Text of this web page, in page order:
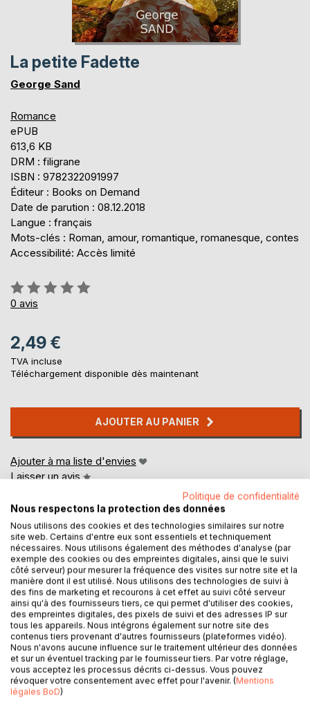
La petite Fadette
George Sand
Romance
ePUB
613,6 KB
DRM : filigrane
ISBN : 9782322091997
Éditeur : Books on Demand
Date de parution : 08.12.2018
Langue : français
Mots-clés : Roman, amour, romantique, romanesque, contes
Accessibilité: Accès limité
Évaluation:
0%
0 avis
2,49 €
TVA incluse
Téléchargement disponible dès maintenant
AJOUTER AU PANIER
Ajouter à ma liste d'envies
Laisser un avis
DESCRIPTION
Dans le pays, on l'appelait la petite Fadette, car elle avait la
taille d'un farfadet et les pouvoirs d'une fée. Comme sa
grand-mère, elle guérissait les hommes et les animaux.
Landry, l'un des jumeaux de la ferme voisine, tombe
amoureux d'elle. Mais l'amour d'une sorcière est mal vu
dans cette famille, et il rend malade de jalousie Sylvinet,
Politique de confidentialité
Nous respectons la protection des données
Nous utilisons des cookies et des technologies similaires sur notre
site web. Certains d'entre eux sont essentiels et techniquement
nécessaires. Nous utilisons également des méthodes d'analyse (par
exemple des cookies ou des empreintes digitales, ainsi que le suivi
côté serveur) pour mesurer la fréquence des visites sur notre site et la
manière dont il est utilisé. Nous utilisons des technologies de suivi à
des fins de marketing et recourons à cet effet au suivi côté serveur
ainsi qu'à des fournisseurs tiers, ce qui permet d'utiliser des cookies,
des empreintes digitales, des pixels de suivi et des adresses IP sur
tous les appareils. Nous intégrons également sur notre site des
contenus tiers provenant d'autres fournisseurs (plateformes vidéo).
Nous n'avons aucune influence sur le traitement ultérieur des données
et sur un éventuel tracking par le fournisseur tiers. Par votre réglage,
vous acceptez les processus décrits ci-dessus. Vous pouvez
révoquer votre consentement avec effet pour l'avenir. (Mentions
légales BoD)